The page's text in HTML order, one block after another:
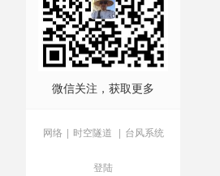
微信关注，获取更多
网络 | 时空隧道 | 台风系统
登陆